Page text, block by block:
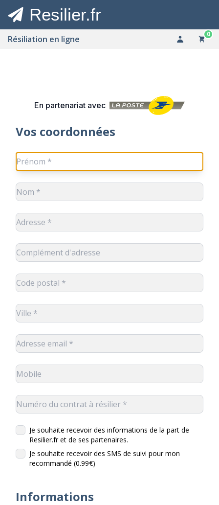
Resilier.fr
Résiliation en ligne 0
En partenariat avec
Vos coordonnées
Je souhaite recevoir des informations de la part de
Resilier.fr et de ses partenaires.
Je souhaite recevoir des SMS de suivi pour mon
recommandé (0.99€)
Informations